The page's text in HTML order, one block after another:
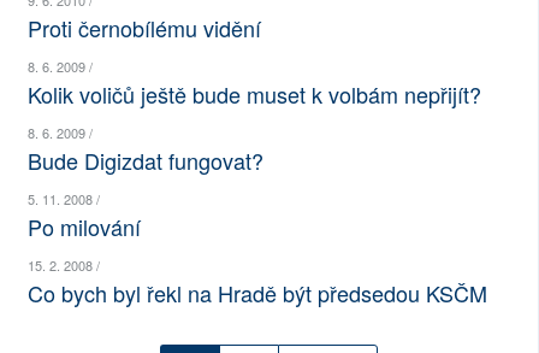
Proti černobílému vidění
8. 6. 2009 /
Kolik voličů ještě bude muset k volbám nepřijít?
8. 6. 2009 /
Bude Digizdat fungovat?
5. 11. 2008 /
Po milování
15. 2. 2008 /
Co bych byl řekl na Hradě být předsedou KSČM